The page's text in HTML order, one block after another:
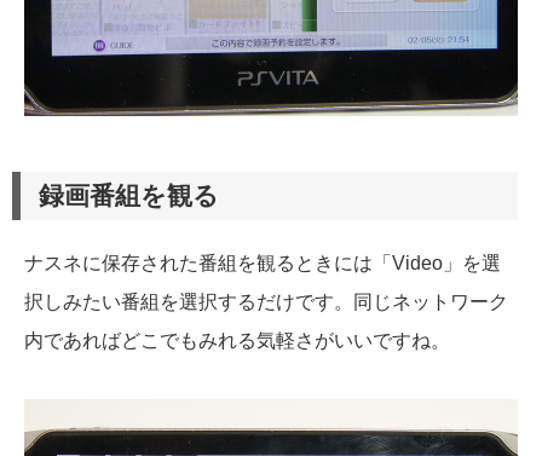
録画番組を観る
ナスネに保存された番組を観るときには「Video」を選
択しみたい番組を選択するだけです。同じネットワーク
内であればどこでもみれる気軽さがいいですね。